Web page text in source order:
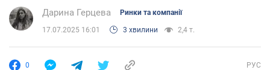
Дарина Герцева Ринки та компанії
17.07.2025 16:01 3 хвилини 2,4 т.
0 РУС